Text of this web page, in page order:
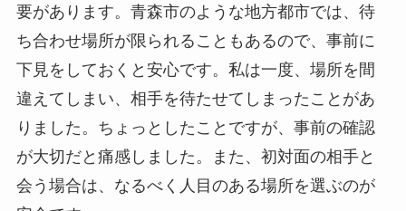
要があります。青森市のような地方都市では、待
ち合わせ場所が限られることもあるので、事前に
下見をしておくと安心です。私は一度、場所を間
違えてしまい、相手を待たせてしまったことがあ
りました。ちょっとしたことですが、事前の確認
が大切だと痛感しました。また、初対面の相手と
会う場合は、なるべく人目のある場所を選ぶのが